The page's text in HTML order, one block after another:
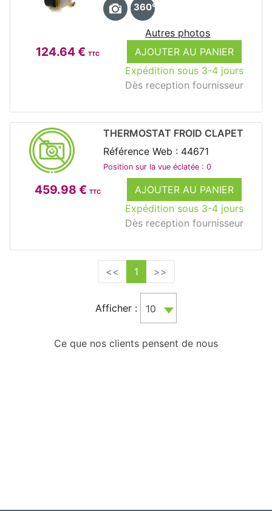
124.64 € TTC
AJOUTER AU PANIER
Expédition sous 3-4 jours
Dès reception fournisseur
360°
Autres photos
459.98 € TTC
AJOUTER AU PANIER
Expédition sous 3-4 jours
Dès reception fournisseur
THERMOSTAT FROID CLAPET
Référence Web : 44671
Position sur la vue éclatée : 0
<< 1 >>
Afficher : 10
Ce que nos clients pensent de nous